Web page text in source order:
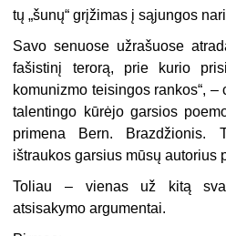
tų „šunų“ grįžimas į sąjungos
Savo senuose užrašuose
fašistinį terorą, prie kurio
komunizmo teisingos rankos“,
talentingo kūrėjo garsios
primena Bern. Brazdžionis.
ištraukos garsius mūsų
Toliau – vienas už kitą
atsisakymo argumentai.